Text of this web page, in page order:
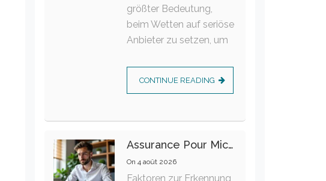
größter Bedeutung,
beim Wetten auf seriöse
Anbieter zu setzen, um
CONTINUE READING
Assurance Pour Micro-Entrepreneur : Les Garanties Essentielles À Connaître
On 4 août 2026
Faktoren zur Erkennung